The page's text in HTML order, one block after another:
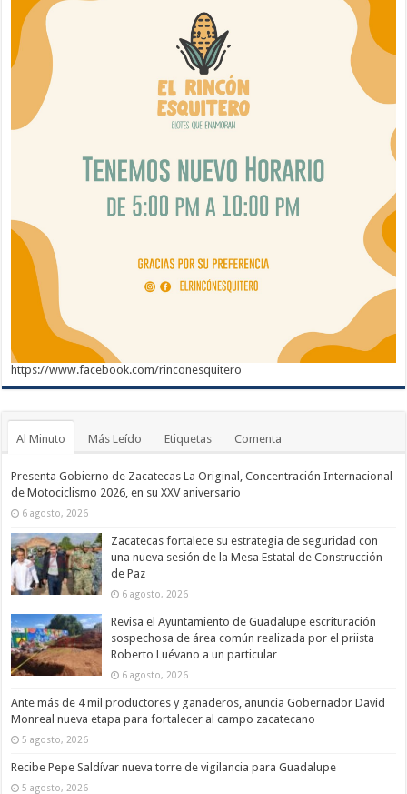
https://www.facebook.com/rinconesquitero
Al Minuto Más Leído Etiquetas Comenta
Presenta Gobierno de Zacatecas La Original, Concentración Internacional
de Motociclismo 2026, en su XXV aniversario
6 agosto, 2026
Zacatecas fortalece su estrategia de seguridad con
una nueva sesión de la Mesa Estatal de Construcción
de Paz
6 agosto, 2026
Revisa el Ayuntamiento de Guadalupe escrituración
sospechosa de área común realizada por el priista
Roberto Luévano a un particular
6 agosto, 2026
Ante más de 4 mil productores y ganaderos, anuncia Gobernador David
Monreal nueva etapa para fortalecer al campo zacatecano
5 agosto, 2026
Recibe Pepe Saldívar nueva torre de vigilancia para Guadalupe
5 agosto, 2026